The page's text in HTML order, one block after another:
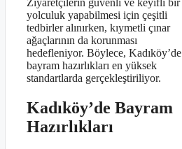
Ziyaretçilerin güvenli ve keyifli bir
yolculuk yapabilmesi için çeşitli
tedbirler alınırken, kıymetli çınar
ağaçlarının da korunması
hedefleniyor. Böylece, Kadıköy’de
bayram hazırlıkları en yüksek
standartlarda gerçekleştiriliyor.
Kadıköy’de Bayram
Hazırlıkları